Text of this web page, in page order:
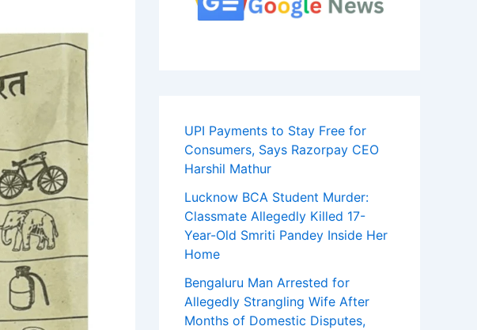
UPI Payments to Stay Free for
Consumers, Says Razorpay CEO
Harshil Mathur
Lucknow BCA Student Murder:
Classmate Allegedly Killed 17-
Year-Old Smriti Pandey Inside Her
Home
Bengaluru Man Arrested for
Allegedly Strangling Wife After
Months of Domestic Disputes,